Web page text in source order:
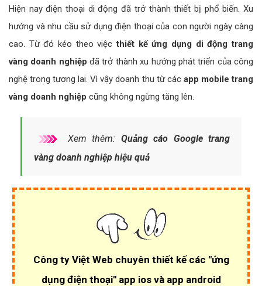
Hiện nay điện thoại di động đã trở thành thiết bị phổ biến. Xu
hướng và nhu cầu sử dụng điện thoại của con người ngày càng
cao. Từ đó kéo theo việcthiết kế ứng dụng di động trang
vàng doanh nghiệp đã trở thành xu hướng phát triển của công
nghệ trong tương lai. Vì vậy doanh thu từ các app mobile trang
vàng doanh nghiệp cũng không ngừng tăng lên.
Xem thêm: Quảng cáo Google trang
vàng doanh nghiệp hiệu quả
Công ty Việt Web chuyên thiết kế các "ứng
dụng điện thoại"app ios và app android